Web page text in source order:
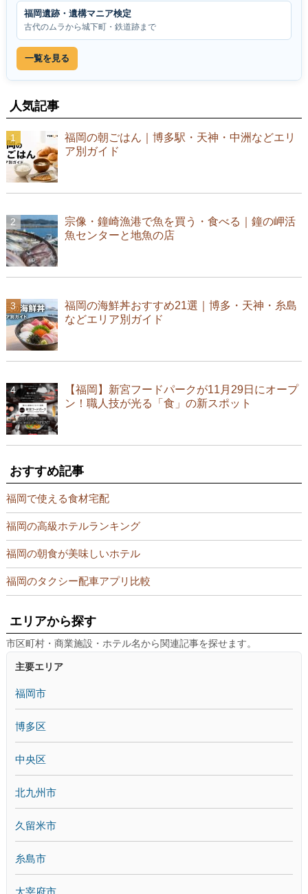
福岡遺跡・遺構マニア検定
古代のムラから城下町・鉄道跡まで
一覧を見る
人気記事
福岡の朝ごはん｜博多駅・天神・中洲などエリ
ア別ガイド
宗像・鐘崎漁港で魚を買う・食べる｜鐘の岬活
魚センターと地魚の店
福岡の海鮮丼おすすめ21選｜博多・天神・糸島
などエリア別ガイド
【福岡】新宮フードパークが11月29日にオープ
ン！職人技が光る「食」の新スポット
おすすめ記事
福岡で使える食材宅配
福岡の高級ホテルランキング
福岡の朝食が美味しいホテル
福岡のタクシー配車アプリ比較
エリアから探す
市区町村・商業施設・ホテル名から関連記事を探せます。
主要エリア
福岡市
博多区
中央区
北九州市
久留米市
糸島市
太宰府市